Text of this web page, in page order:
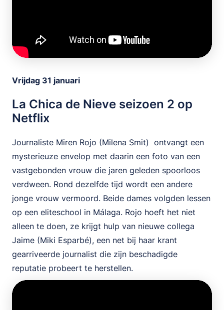
Vrijdag 31 januari
La Chica de Nieve seizoen 2 op
Netflix
Journaliste Miren Rojo (Milena Smit) ontvangt een
mysterieuze envelop met daarin een foto van een
vastgebonden vrouw die jaren geleden spoorloos
verdween. Rond dezelfde tijd wordt een andere
jonge vrouw vermoord. Beide dames volgden lessen
op een eliteschool in Málaga. Rojo hoeft het niet
alleen te doen, ze krijgt hulp van nieuwe collega
Jaime (Miki Esparbé), een net bij haar krant
gearriveerde journalist die zijn beschadigde
reputatie probeert te herstellen.